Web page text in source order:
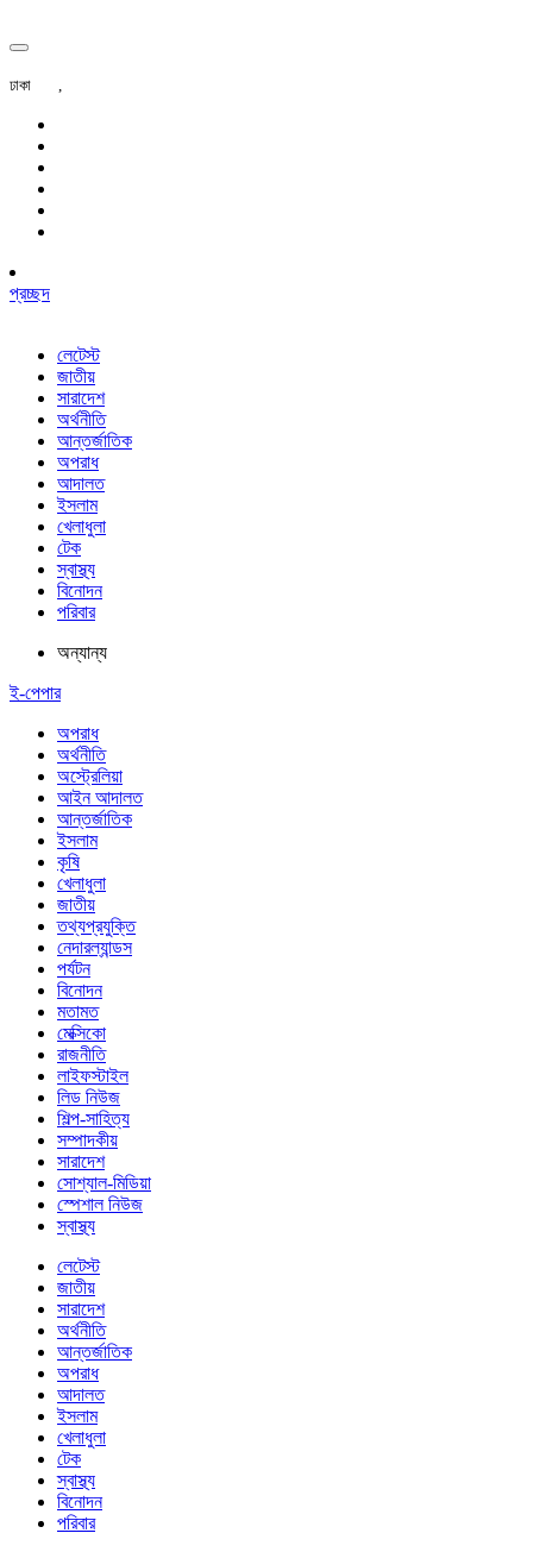
ঢাকা ,
প্রচ্ছদ
লেটেস্ট
জাতীয়
সারাদেশ
অর্থনীতি
আন্তর্জাতিক
অপরাধ
আদালত
ইসলাম
খেলাধুলা
টেক
স্বাস্থ্য
বিনোদন
পরিবার
অন্যান্য
ই-পেপার
অপরাধ
অর্থনীতি
অস্ট্রেলিয়া
আইন আদালত
আন্তর্জাতিক
ইসলাম
কৃষি
খেলাধুলা
জাতীয়
তথ্যপ্রযুক্তি
নেদারল্যান্ডস
পর্যটন
বিনোদন
মতামত
মেক্সিকো
রাজনীতি
লাইফস্টাইল
লিড নিউজ
শিল্প-সাহিত্য
সম্পাদকীয়
সারাদেশ
সোশ্যাল-মিডিয়া
স্পেশাল নিউজ
স্বাস্থ্য
লেটেস্ট
জাতীয়
সারাদেশ
অর্থনীতি
আন্তর্জাতিক
অপরাধ
আদালত
ইসলাম
খেলাধুলা
টেক
স্বাস্থ্য
বিনোদন
পরিবার